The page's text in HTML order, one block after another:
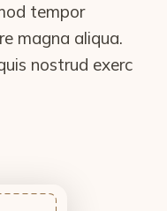
tempor
magna aliqua.
nostrud exerc